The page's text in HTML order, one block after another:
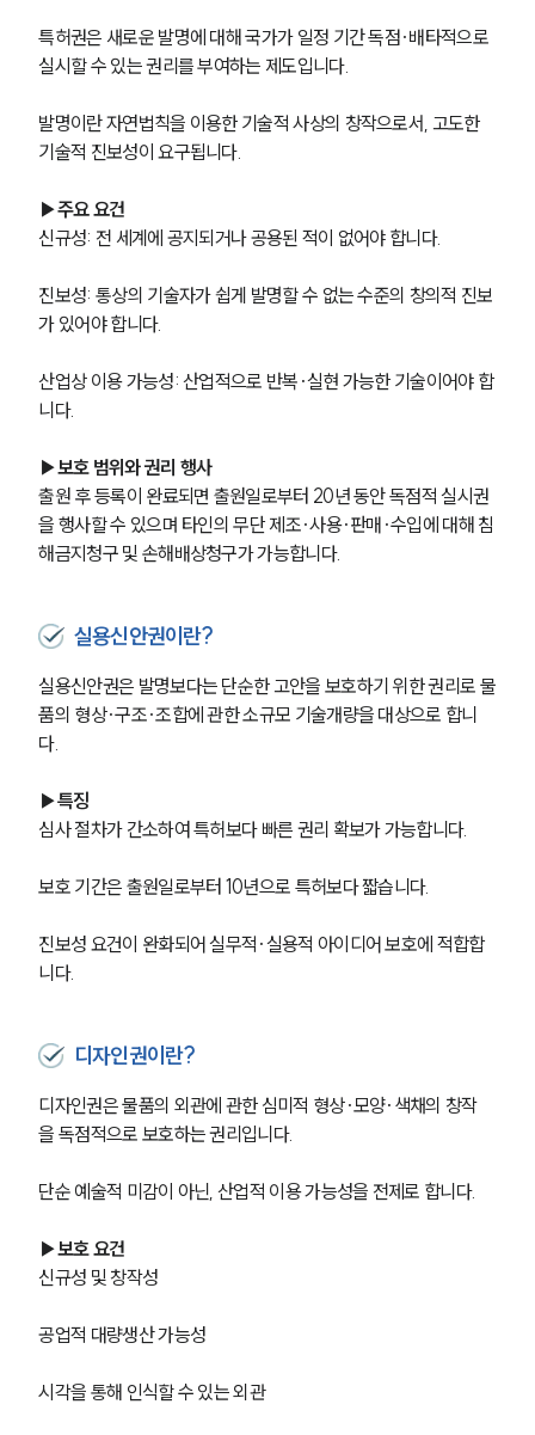
특허권은 새로운 발명에 대해 국가가 일정 기간 독점·배타적으로
실시할 수 있는 권리를 부여하는 제도입니다.
발명이란 자연법칙을 이용한 기술적 사상의 창작으로서, 고도한
기술적 진보성이 요구됩니다.
▶주요 요건
신규성: 전 세계에 공지되거나 공용된 적이 없어야 합니다.
진보성: 통상의 기술자가 쉽게 발명할 수 없는 수준의 창의적 진보
가 있어야 합니다.
산업상 이용 가능성: 산업적으로 반복·실현 가능한 기술이어야 합
니다.
▶보호 범위와 권리 행사
출원 후 등록이 완료되면 출원일로부터 20년 동안 독점적 실시권
을 행사할 수 있으며 타인의 무단 제조·사용·판매·수입에 대해 침
해금지청구 및 손해배상청구가 가능합니다.
실용신안권이란?
실용신안권은 발명보다는 단순한 고안을 보호하기 위한 권리로 물
품의 형상·구조·조합에 관한 소규모 기술개량을 대상으로 합니
다.
▶특징
심사 절차가 간소하여 특허보다 빠른 권리 확보가 가능합니다.
보호 기간은 출원일로부터 10년으로 특허보다 짧습니다.
진보성 요건이 완화되어 실무적·실용적 아이디어 보호에 적합합
니다.
디자인권이란?
디자인권은 물품의 외관에 관한 심미적 형상·모양·색채의 창작
을 독점적으로 보호하는 권리입니다.
단순 예술적 미감이 아닌, 산업적 이용 가능성을 전제로 합니다.
▶보호 요건
신규성 및 창작성
공업적 대량생산 가능성
시각을 통해 인식할 수 있는 외관